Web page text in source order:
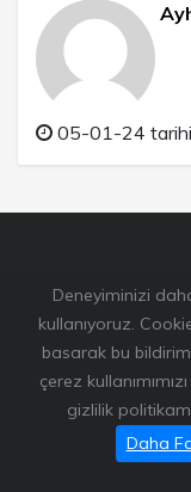
Deneyiminizi
kullanıyoruz.
basarak bu
çerez
gizlilik
Daha
05-01-24
Bu sitede